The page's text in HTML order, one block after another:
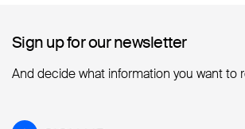
Sign up for our newsletter
Sign up for our newsletter
And decide what information you want to